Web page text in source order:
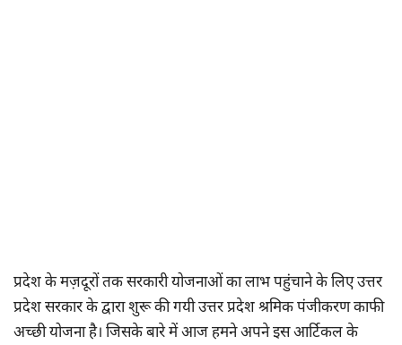
प्रदेश के मज़दूरों तक सरकारी योजनाओं का लाभ पहुंचाने के लिए उत्तर
प्रदेश सरकार के द्वारा शुरू की गयी उत्तर प्रदेश श्रमिक पंजीकरण काफी
अच्छी योजना है। जिसके बारे में आज हमने अपने इस आर्टिकल के